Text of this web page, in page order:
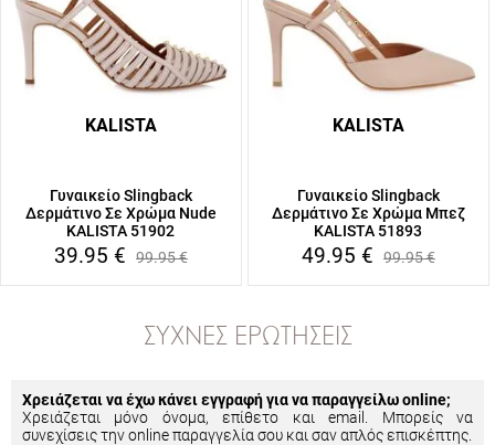
KALISTA
Γυναικείο Slingback
Δερμάτινο Σε Χρώμα Nude
KALISTA 51902
39.95 € 99.95€
KALISTA
Γυναικείο Slingback
Δερμάτινο Σε Χρώμα Μπεζ
KALISTA 51893
49.95 € 99.95€
ΣΥΧΝΈΣ ΕΡΩΤΉΣΕΙΣ
Χρειάζεται να έχω κάνει εγγραφή για να παραγγείλω online;
Χρειάζεται μόνο όνομα, επίθετο και email. Μπορείς να
συνεχίσεις την online παραγγελία σου και σαν απλός επισκέπτης.